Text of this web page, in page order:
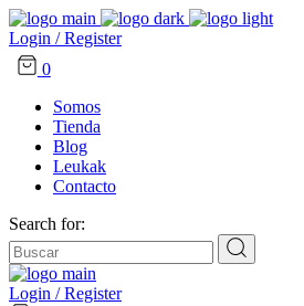
Login / Register
0
Somos
Tienda
Blog
Leukak
Contacto
Search for:
Login / Register